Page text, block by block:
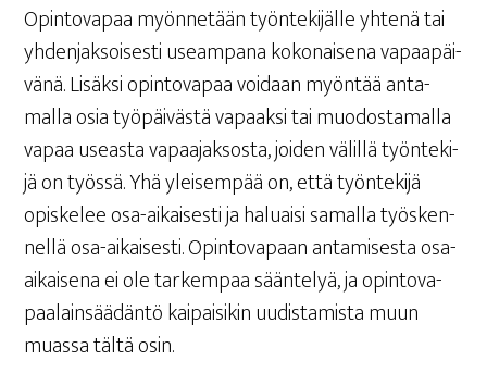
Opin­to­va­paa myön­ne­tään työn­te­ki­jäl­le yhte­nä tai
yhden­jak­soi­ses­ti useam­pa­na koko­nai­se­na vapaa­päi­
vä­nä. Lisäk­si opin­to­va­paa voi­daan myön­tää anta­
mal­la osia työ­päi­väs­tä vapaak­si tai muo­dos­ta­mal­la
vapaa useas­ta vapaa­jak­sos­ta, joi­den välil­lä työn­te­ki­
jä on työs­sä. Yhä ylei­sem­pää on, että työn­te­ki­jä
opis­ke­lee osa-aikai­ses­ti ja haluai­si samal­la työs­ken­
nel­lä osa-aikai­ses­ti. Opin­to­va­paan anta­mi­ses­ta osa-
aikai­se­na ei ole tar­kem­paa sään­te­lyä, ja opin­to­va­
paa­lain­sää­dän­tö kai­pai­si­kin uudis­ta­mis­ta muun
muas­sa täl­tä osin.